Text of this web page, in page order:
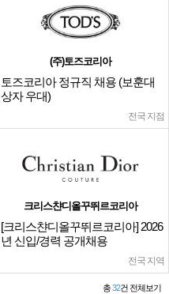
(주)토즈코리아
토즈코리아 정규직 채용 (보훈대
상자 우대)
전국 지점
크리스챤디올꾸뛰르코리아
[크리스챤디올꾸뛰르코리아] 2026
년 신입/경력 공개채용
전국 지역
총32건 전체보기